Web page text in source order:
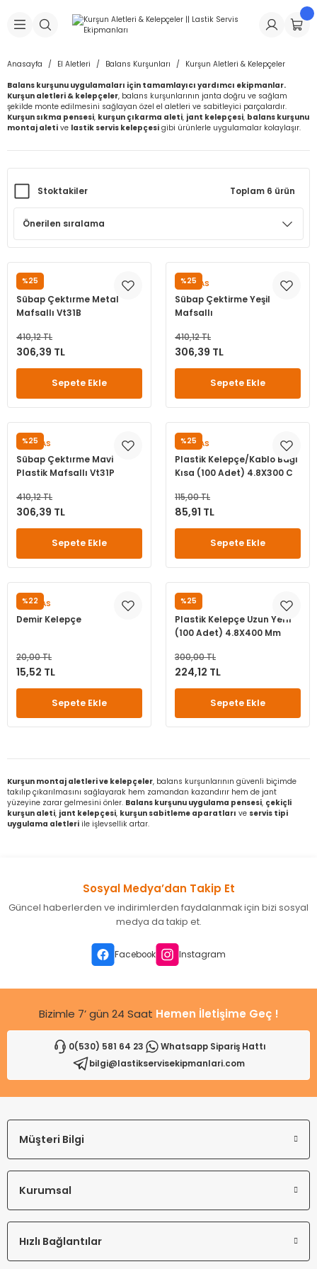
Geri Dön
Makineleri
Geri Dön
Dolgu Lastikleri
Dolgu Lastikleri
Geri Dön
İç Lastikleri
İç Lastikleri
Geri Dön
Geri Dön
& Sibop İlaveleri
Kapağı
Geri Dön
Tüpü
& Spreyler
Geri Dön
Makinesi Yedek Parçaları
Yedek Parçaları
Anasayfa El Aletleri Balans Kurşunları
Kurşun Aletleri & Kelepçeler
Balans kurşunu uygulamaları için tamamlayıcı yardımcı ekipmanlar.
Kurşun aletleri & kelepçeler, balans kurşunlarının janta doğru ve sağlam
şekilde monte edilmesini sağlayan özel el aletleri ve sabitleyici parçalardır.
Kurşun sıkma pensesi, kurşun çıkarma aleti, jant kelepçesi, balans kurşunu
montaj aleti ve lastik servis kelepçesi gibi ürünlerle uygulamalar kolaylaşır.
Stoktakiler Toplam 6 ürün
%25
DIGER
Sübap Çektırme Metal
Mafsallı Vt31B
410,12 TL
306,39 TL
Sepete Ekle
%25
PUMALAS
Sübap Çektirme Yeşil
Mafsallı
410,12 TL
306,39 TL
Sepete Ekle
%25
PUMALAS
Sübap Çektırme Mavi
Plastik Mafsallı Vt31P
410,12 TL
306,39 TL
Sepete Ekle
%25
PUMALAS
Plastik Kelepçe/Kablo Bağı
Kısa (100 Adet) 4.8X300 C
115,00 TL
85,91 TL
Sepete Ekle
%22
PUMALAS
Demir Kelepçe
20,00 TL
15,52 TL
Sepete Ekle
%25
DIGER
Plastik Kelepçe Uzun Yerli
(100 Adet) 4.8X400 Mm
300,00 TL
224,12 TL
Sepete Ekle
Kurşun montaj aletleri ve kelepçeler, balans kurşunlarının güvenli biçimde
takılıp çıkarılmasını sağlayarak hem zamandan kazandırır hem de jant
yüzeyine zarar gelmesini önler. Balans kurşunu uygulama pensesi, çekiçli
kurşun aleti, jant kelepçesi, kurşun sabitleme aparatları ve servis tipi
uygulama aletleri ile işlevsellik artar.
Sosyal Medya’dan Takip Et
Güncel haberlerden ve indirimlerden faydalanmak için bizi sosyal
medya da takip et.
Facebook Instagram
Bizimle 7’ gün 24 Saat Hemen İletişime Geç !
0(530) 581 64 23
Whatsapp Sipariş Hattı
bilgi@lastikservisekipmanlari.com
Müşteri Bilgi
Kurumsal
Hızlı Bağlantılar